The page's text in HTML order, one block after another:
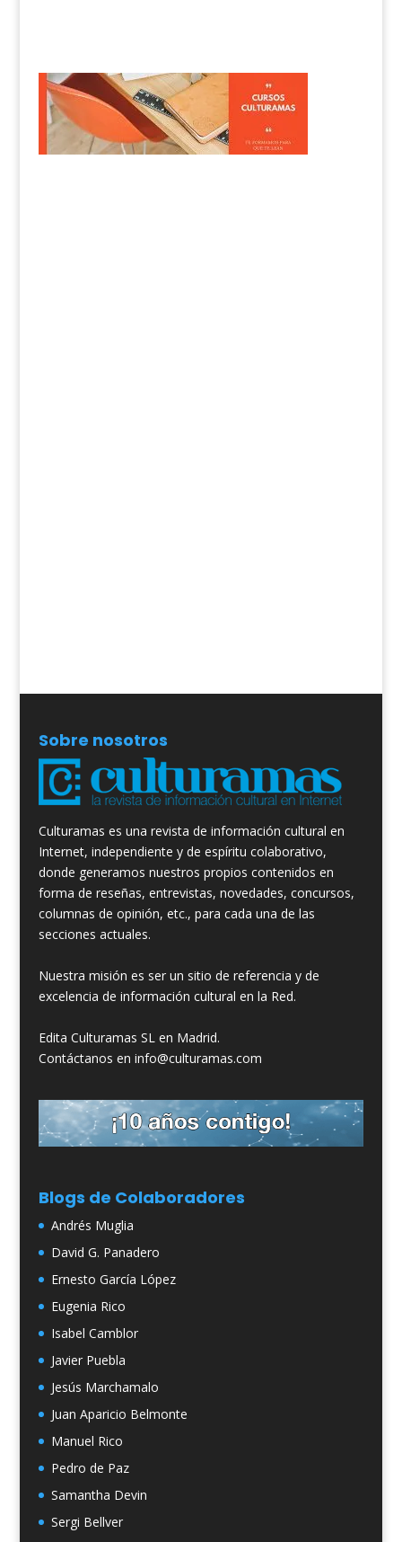
Sobre nosotros
Culturamas es una revista de información cultural en
Internet, independiente y de espíritu colaborativo,
donde generamos nuestros propios contenidos en
forma de reseñas, entrevistas, novedades, concursos,
columnas de opinión, etc., para cada una de las
secciones actuales.
Nuestra misión es ser un sitio de referencia y de
excelencia de información cultural en la Red.
Edita Culturamas SL en Madrid.
Contáctanos en info@culturamas.com
Blogs de Colaboradores
Andrés Muglia
David G. Panadero
Ernesto García López
Eugenia Rico
Isabel Camblor
Javier Puebla
Jesús Marchamalo
Juan Aparicio Belmonte
Manuel Rico
Pedro de Paz
Samantha Devin
Sergi Bellver